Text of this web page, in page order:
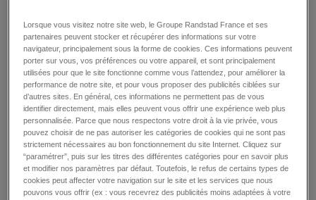
référence de l'offre
307-JPR-R001475_01R
secteur d'activité
Activités pour la santé
humaine
type et durée du
contrat
CDI
salaire
10 000 € / mois
date
à partir du 31 décembre
2026
lieu de travail
Migennes (89)
domaine
SOINS DE SUITE
poste hébergé
Non
Lorsque vous visitez notre site web, le Groupe Randstad France et ses
partenaires peuvent stocker et récupérer des informations sur votre
navigateur, principalement sous la forme de cookies. Ces informations peuvent
porter sur vous, vos préférences ou votre appareil, et sont principalement
utilisées pour que le site fonctionne comme vous l’attendez, pour améliorer la
performance de notre site, et pour vous proposer des publicités ciblées sur
d’autres sites. En général, ces informations ne permettent pas de vous
identifier directement, mais elles peuvent vous offrir une expérience web plus
personnalisée. Parce que nous respectons votre droit à la vie privée, vous
pouvez choisir de ne pas autoriser les catégories de cookies qui ne sont pas
strictement nécessaires au bon fonctionnement du site Internet. Cliquez sur
“paramétrer”, puis sur les titres des différentes catégories pour en savoir plus
et modifier nos paramètres par défaut. Toutefois, le refus de certains types de
cookies peut affecter votre navigation sur le site et les services que nous
pouvons vous offrir (ex : vous recevrez des publicités moins adaptées à votre